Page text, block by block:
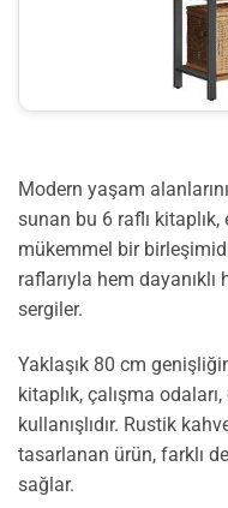
Modern yaşam
sunan bu 6 raflı
mükemmel bir
raflarıyla hem
sergiler.
Yaklaşık 80 cm
kitaplık, çalışma
kullanışlıdır. Rustik
tasarlanan ürün, farklı
sağlar.